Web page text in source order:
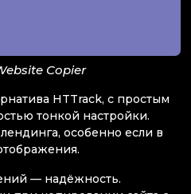
Copier
HTTrack, с простым
тонкой настройки.
особенно если в
— надёжность.